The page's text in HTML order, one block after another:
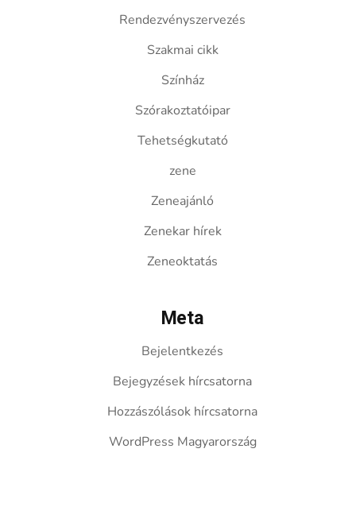
Rendezvényszervezés
Szakmai cikk
Színház
Szórakoztatóipar
Tehetségkutató
zene
Zeneajánló
Zenekar hírek
Zeneoktatás
Meta
Bejelentkezés
Bejegyzések hírcsatorna
Hozzászólások hírcsatorna
WordPress Magyarország